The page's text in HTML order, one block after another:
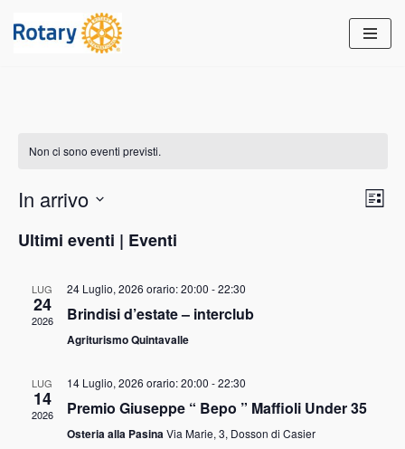
Non ci sono eventi previsti.
Viste
Lista
In arrivo
la
Ultimi eventi | Eventi
LUG
24
2026
24 Luglio, 2026 orario: 20:00 -22:30
Brindisi d’estate – interclub
Agriturismo Quintavalle
LUG
14
2026
14 Luglio, 2026 orario: 20:00 -22:30
Premio Giuseppe “ Bepo ” Maffioli Under 35
Osteria alla PasinaVia Marie, 3, Dosson di Casier